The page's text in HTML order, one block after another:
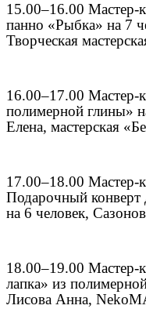
15.00–16.00 Мастер-
панно «Рыбка» на 7
Творческая
16.00–17.00 Мастер-
полимерной глины»
Елена, мастерская
17.00–18.00 Мастер-
Подарочный конверт
на 6 человек,
18.00–19.00 Мастер-
лапка» из
Лисова Анна,